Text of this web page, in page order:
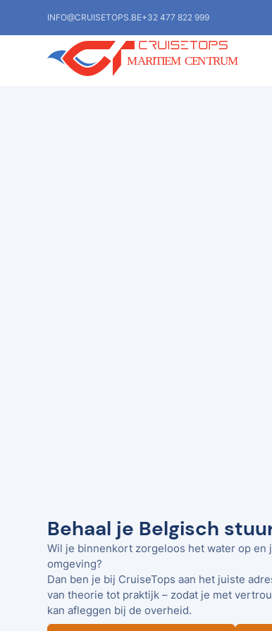
INFO@CRUISETOPS.BE+32 477 822 999
Behaal je Belgisch
Wil je binnenkort zorgeloos het water op
omgeving?
Dan ben je bij CruiseTops aan het juiste
van theorie tot praktijk – zodat je met
kan afleggen bij de overheid.